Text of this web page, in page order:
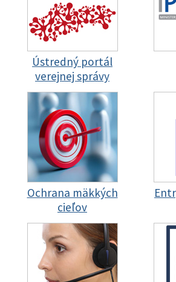
Ústredný portál
verejnej správy
Ochrana mäkkých
cieľov